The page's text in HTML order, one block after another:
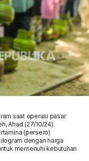
saat operasi pasar
Ahad (27/10/24).
(persero)
dengan harga
memenuhi kebutuhan